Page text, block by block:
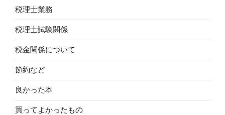
税理士業務
税理士試験関係
税金関係について
節約など
良かった本
買ってよかったもの